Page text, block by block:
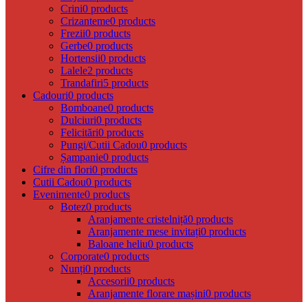
Crini0 products
Crizanteme0 products
Frezii0 products
Gerbe0 products
Hortensii0 products
Lalele2 products
Trandafiri5 products
Cadouri0 products
Bomboane0 products
Dulciuri0 products
Felicitări0 products
Pungi/Cutii Cadou0 products
Șampanie0 products
Cifre din flori0 products
Cutii Cadou0 products
Evenimente0 products
Botez0 products
Aranjamente cristelniță0 products
Aranjamente mese invitați0 products
Baloane heliu0 products
Corporate0 products
Nunți0 products
Accesorii0 products
Aranjamente florare mașini0 products